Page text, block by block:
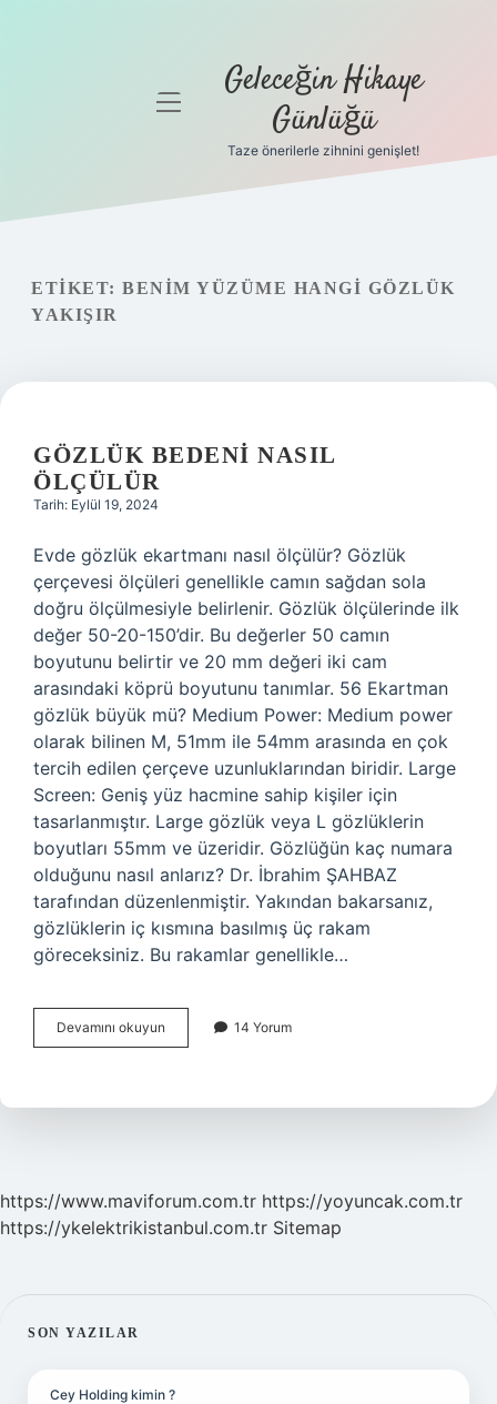
Gizlilik
Yasal Uyarı
menüyü Geleceğin Hikaye
Günlüğü
Taze önerilerle zihnini genişlet!
ETIKET: BENIM YÜZÜME HANGI GÖZLÜK
YAKIŞIR
GÖZLÜK BEDENI NASIL
ÖLÇÜLÜR
Tarih: Eylül 19, 2024
Evde gözlük ekartmanı nasıl ölçülür? Gözlük
çerçevesi ölçüleri genellikle camın sağdan sola
doğru ölçülmesiyle belirlenir. Gözlük ölçülerinde ilk
değer 50-20-150’dir. Bu değerler 50 camın
boyutunu belirtir ve 20 mm değeri iki cam
arasındaki köprü boyutunu tanımlar. 56 Ekartman
gözlük büyük mü? Medium Power: Medium power
olarak bilinen M, 51mm ile 54mm arasında en çok
tercih edilen çerçeve uzunluklarından biridir. Large
Screen: Geniş yüz hacmine sahip kişiler için
tasarlanmıştır. Large gözlük veya L gözlüklerin
boyutları 55mm ve üzeridir. Gözlüğün kaç numara
olduğunu nasıl anlarız? Dr. İbrahim ŞAHBAZ
tarafından düzenlenmiştir. Yakından bakarsanız,
gözlüklerin iç kısmına basılmış üç rakam
göreceksiniz. Bu rakamlar genellikle…
Devamını okuyun
Bedeni
14 Yorum
https://www.maviforum.com.tr https://yoyuncak.com.tr
https://ykelektrikistanbul.com.tr Sitemap
SIDEBAR
SON YAZILAR
Cey Holding kimin ?